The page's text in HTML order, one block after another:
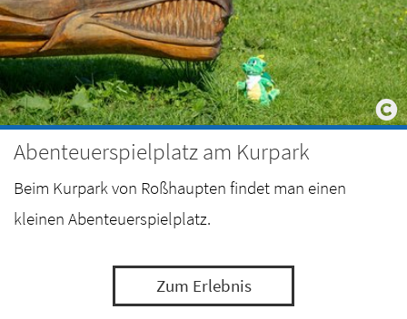
Abenteuerspielplatz am Kurpark
Beim Kurpark von Roßhaupten findet man einen
kleinen Abenteuerspielplatz.
Zum Erlebnis